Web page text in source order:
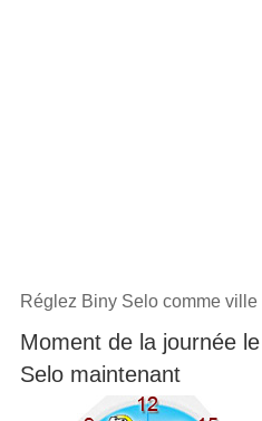
Réglez Biny Selo comme ville
Moment de la journée
Selo maintenant